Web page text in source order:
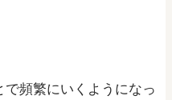
頻繁にいくようになっ